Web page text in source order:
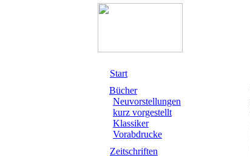
Start
Bücher
Neuvorstellungen
kurz vorgestellt
Klassiker
Vorabdrucke
Zeitschriften